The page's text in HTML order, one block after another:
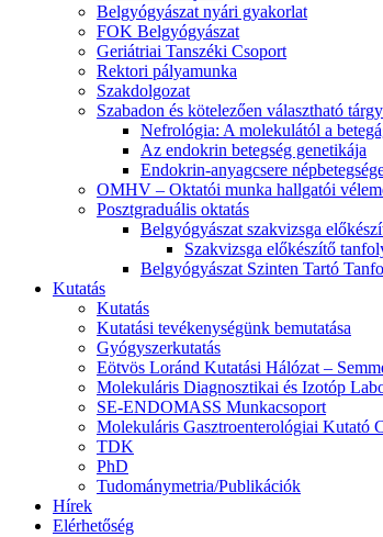
Belgyógyászat nyári gyakorlat
FOK Belgyógyászat
Geriátriai Tanszéki Csoport
Rektori pályamunka
Szakdolgozat
Szabadon és kötelezően választható tárgy
Nefrológia: A molekulától a
Az endokrin betegség genetikája
Endokrin-anyagcsere
OMHV – Oktatói munka hallgatói
Posztgraduális oktatás
Belgyógyászat szakvizsga
Szakvizsga előkészítő
Belgyógyászat Szinten Tartó
Kutatás
Kutatás
Kutatási tevékenységünk bemutatása
Gyógyszerkutatás
Eötvös Loránd Kutatási Hálózat –
Molekuláris Diagnosztikai és Izotóp
SE-ENDOMASS Munkacsoport
Molekuláris Gasztroenterológiai Kutató
TDK
PhD
Tudománymetria/Publikációk
Hírek
Elérhetőség